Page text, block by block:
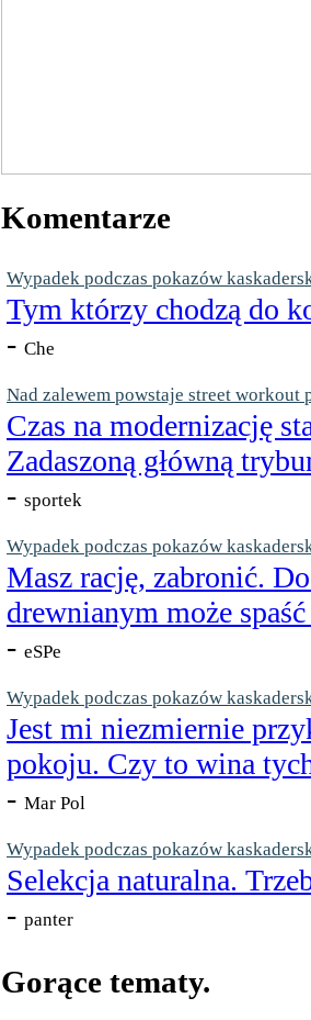
Komentarze
Wypadek podczas pokazów
Tym którzy chodzą do
- Che
Nad zalewem powstaje street workout
Czas na modernizację
Zadaszoną główną
- sportek
Wypadek podczas pokazów
Masz rację, zabronić.
drewnianym może
- eSPe
Wypadek podczas pokazów
Jest mi niezmiernie
pokoju. Czy to wina
- Mar Pol
Wypadek podczas pokazów
Selekcja naturalna.
- panter
Gorące tematy.